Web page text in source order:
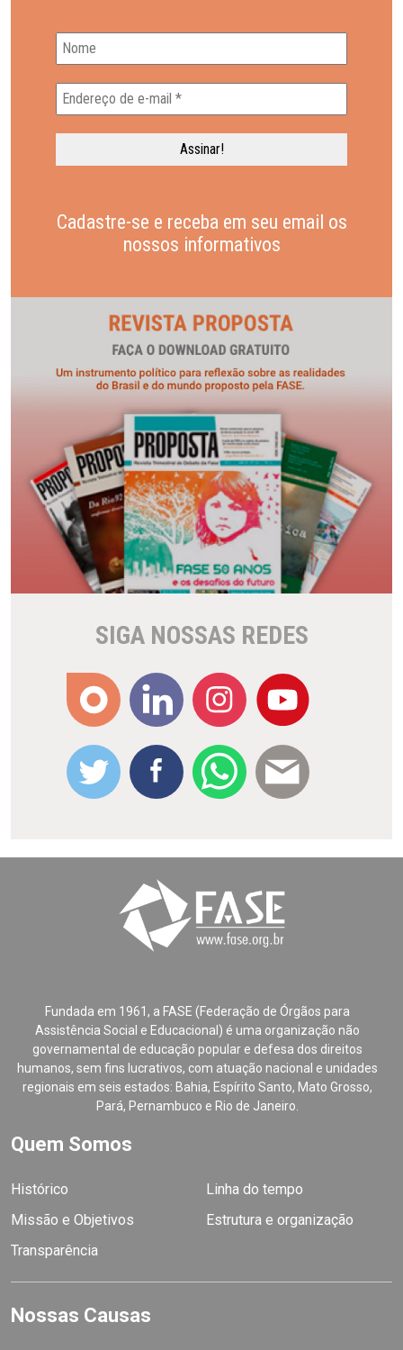
Cadastre-se e receba em seu email os
nossos informativos
SIGA NOSSAS REDES
Fundada em 1961, a FASE (Federação de Órgãos para
Assistência Social e Educacional) é uma organização não
governamental de educação popular e defesa dos direitos
humanos, sem fins lucrativos, com atuação nacional e unidades
regionais em seis estados: Bahia, Espírito Santo, Mato Grosso,
Pará, Pernambuco e Rio de Janeiro.
Quem Somos
Histórico
Linha do tempo
Missão e Objetivos
Estrutura e organização
Transparência
Nossas Causas